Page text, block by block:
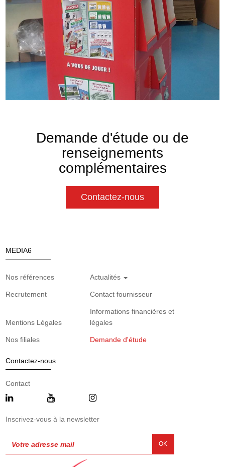
Demande d'étude ou de
renseignements
complémentaires
Contactez-nous
MEDIA6
Nos références Actualités
Recrutement Contact fournisseur
Mentions Légales
Informations financières et
légales
Nos filiales Demande d'étude
Contactez-nous
Contact
Inscrivez-vous à la newsletter
OK